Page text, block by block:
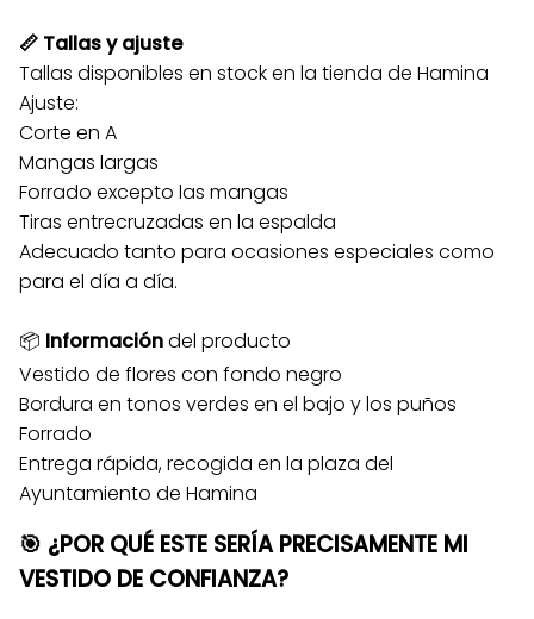
📏 Tallas y ajuste
Tallas disponibles en stock en la tienda de Hamina
Ajuste:
Corte en A
Mangas largas
Forrado excepto las mangas
Tiras entrecruzadas en la espalda
Adecuado tanto para ocasiones especiales como
para el día a día.
📦 Informacióndel producto
Vestido de flores con fondo negro
Bordura en tonos verdes en el bajo y los puños
Forrado
Entrega rápida, recogida en la plaza del
Ayuntamiento de Hamina
🎯 ¿POR QUÉ ESTE SERÍA PRECISAMENTE MI
VESTIDO DE CONFIANZA?